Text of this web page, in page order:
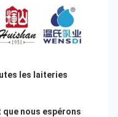
les laiteries
nous espérons